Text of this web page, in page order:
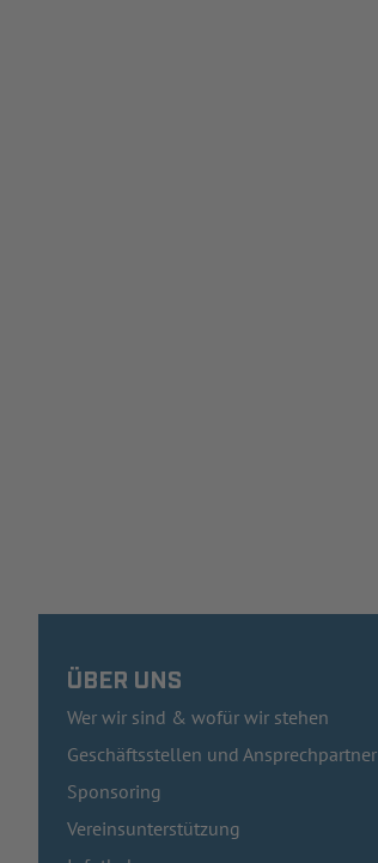
ÜBER UNS
Wer wir sind & wofür wir stehen
Geschäftsstellen und Ansprechpartner
Sponsoring
Vereinsunterstützung